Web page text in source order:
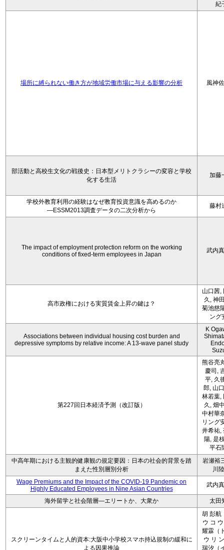
紀
場所に縛られない働き方が地域労働市場に与える影響の分析 風神
部活動と高校生文化の戦後史：日本型メリトクラシーの変容と学校
化する生活
加藤
学校外教育利用の経験はなぜ教育投資意識を高めるのか
―ESSM2013調査データの二次分析から
藤村
The impact of employment protection reform on the working
conditions of fixed-term employees in Japan
武内
高市政権における実質賃金上昇の鍵は？
山口茜,
久, 神
菊池慈
ング
Associations between individual housing cost burden and
depressive symptoms by relative income: A 13-wave panel study
K
第227回日本経済予測（改訂版）
熊谷亮
慶司,
平, 久
郎, 山
林若葉,
久, 畑
中村華
リング
井希祐,
陽, 是
平石
中高年期における主観的健康観の規定要因：日本の社会的背景を踏
まえた性別層別分析
岩瀬裕
川
Wage Premiums and the Impact of the COVID‑19 Pandemic on
Highly Educated Employees in Nine Asian Countries
武内
海外留学と社会階層―エリートか、大衆か 太田
スクリーンタイムと人的資本:大阪中小学校スマホ持込規制の緩和に
よる因果推論
胡 彭航
ウ コ
耀霖（
ウ リ
瑞汐（